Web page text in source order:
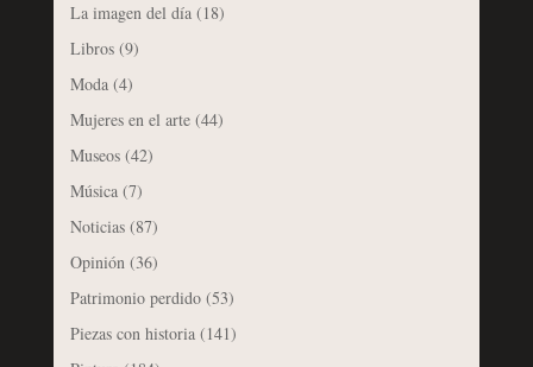
La imagen del día(18)
Libros(9)
Moda(4)
Mujeres en el arte(44)
Museos(42)
Música(7)
Noticias(87)
Opinión(36)
Patrimonio perdido(53)
Piezas con historia(141)